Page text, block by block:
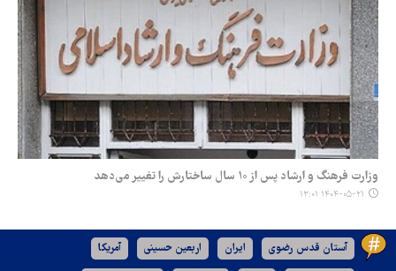
وزارت فرهنگ و ارشاد پس از ۱۰ سال ساختارش را تغییر می‌دهد
۱۴۰۴-۰۵-۲۱ ۱۳:۰۱
آستان قدس رضوی ایران اربعین حسینی آمریکا